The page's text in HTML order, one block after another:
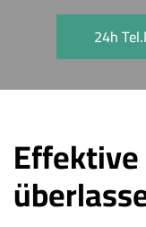
24h